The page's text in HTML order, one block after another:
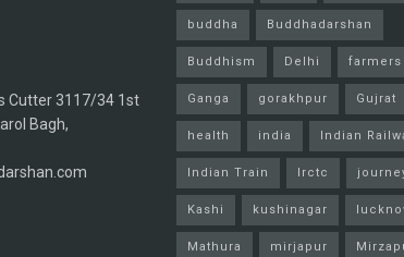
Cutter 3117/34 1st
Bagh,
buddha Buddhadarshan
Buddhism Delhi farmers
Ganga gorakhpur Gujrat
health india Indian
Indian Train Irctc
Kashi kushinagar
Mathura mirjapur